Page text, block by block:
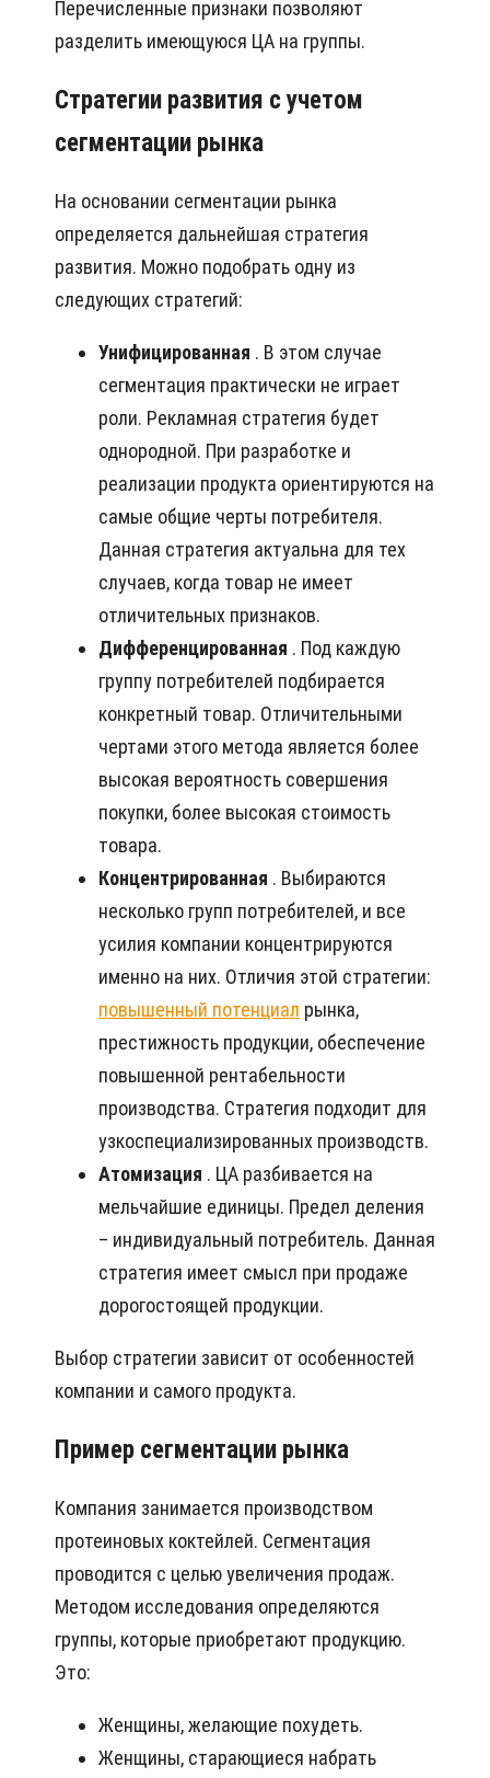
Перечисленные признаки позволяют
разделить имеющуюся ЦА на группы.
Стратегии развития с учетом
сегментации рынка
На основании сегментации рынка
определяется дальнейшая стратегия
развития. Можно подобрать одну из
следующих стратегий:
Унифицированная . В этом случае
сегментация практически не играет
роли. Рекламная стратегия будет
однородной. При разработке и
реализации продукта ориентируются на
самые общие черты потребителя.
Данная стратегия актуальна для тех
случаев, когда товар не имеет
отличительных признаков.
Дифференцированная . Под каждую
группу потребителей подбирается
конкретный товар. Отличительными
чертами этого метода является более
высокая вероятность совершения
покупки, более высокая стоимость
товара.
Концентрированная . Выбираются
несколько групп потребителей, и все
усилия компании концентрируются
именно на них. Отличия этой стратегии:
повышенный потенциал рынка,
престижность продукции, обеспечение
повышенной рентабельности
производства. Стратегия подходит для
узкоспециализированных производств.
Атомизация . ЦА разбивается на
мельчайшие единицы. Предел деления
– индивидуальный потребитель. Данная
стратегия имеет смысл при продаже
дорогостоящей продукции.
Выбор стратегии зависит от особенностей
компании и самого продукта.
Пример сегментации рынка
Компания занимается производством
протеиновых коктейлей. Сегментация
проводится с целью увеличения продаж.
Методом исследования определяются
группы, которые приобретают продукцию.
Это:
Женщины, желающие похудеть.
Женщины, старающиеся набрать